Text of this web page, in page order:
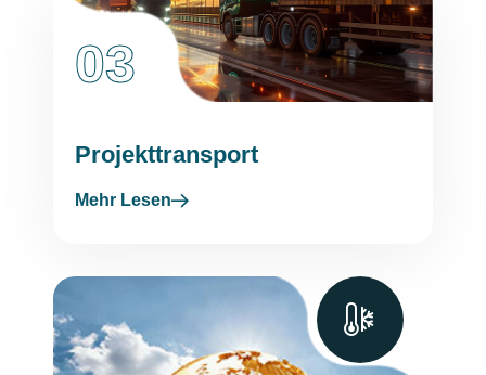
03
Projekttransport
Mehr Lesen